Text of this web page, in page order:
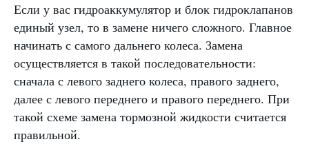
Если у вас гидроаккумулятор и блок гидроклапанов
единый узел, то в замене ничего сложного. Главное
начинать с самого дальнего колеса. Замена
осуществляется в такой последовательности:
сначала с левого заднего колеса, правого заднего,
далее с левого переднего и правого переднего. При
такой схеме замена тормозной жидкости считается
правильной.